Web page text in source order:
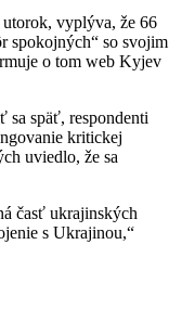
vyplýva, že 66
spokojných“ so svojim
o tom web Kyjev
sa späť, respondenti
kritickej
uviedlo, že sa
časť ukrajinských
s Ukrajinou,“